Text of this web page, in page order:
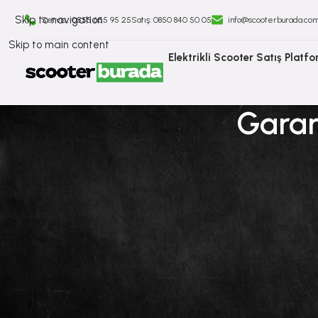
Skip to navigation
Skip to main content
Servis : 0555 655 95 25Satış: ⁠0850 840 50 05
Elektrikli Scooter Satış